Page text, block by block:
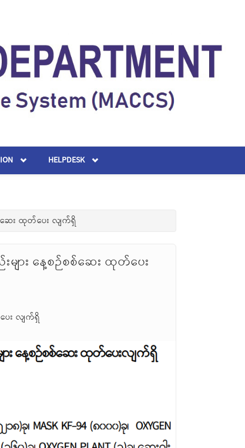
HELPDESK
ဆေး ထုတ်ပေး လျက်ရှိ
များ နေ့စဉ်စစ်ဆေး ထုတ်ပေး
ေး လျက်ရှိ